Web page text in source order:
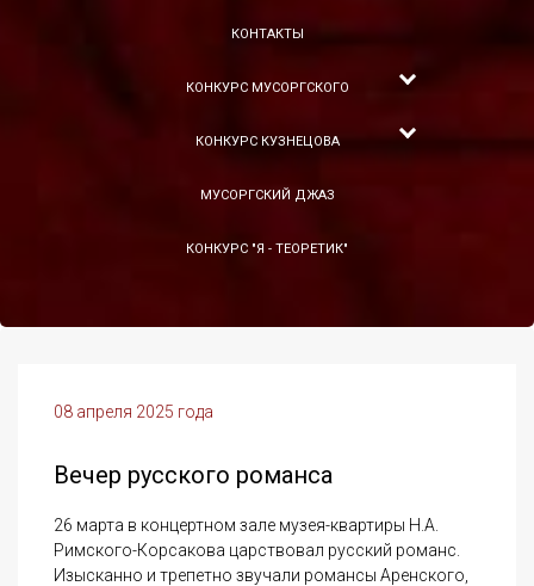
КОНТАКТЫ
КОНКУРС МУСОРГСКОГО
КОНКУРС КУЗНЕЦОВА
МУСОРГСКИЙ ДЖАЗ
КОНКУРС "Я - ТЕОРЕТИК"
08 апреля 2025 года
Вечер русского романса
26 марта в концертном зале музея-квартиры Н.А.
Римского-Корсакова царствовал русский романс.
Изысканно и трепетно звучали романсы Аренского,